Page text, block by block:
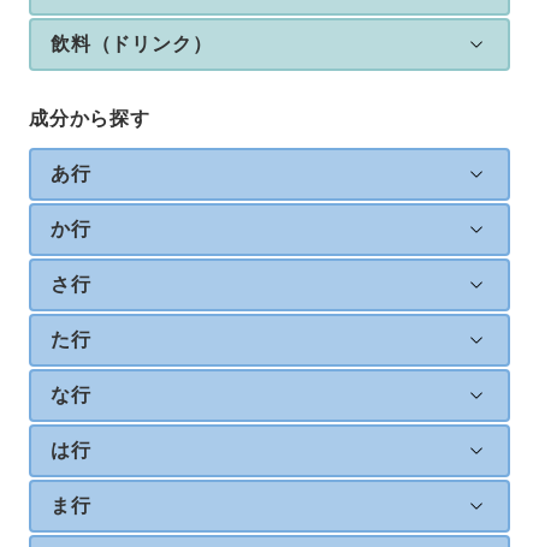
飲料（ドリンク）
成分から探す
あ行
か行
さ行
た行
な行
は行
ま行